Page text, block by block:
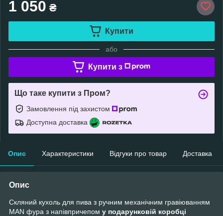
1 050 ₴
Купити
або
Купити з
Що таке купити з Пром?
Замовлення під захистом
Доступна доставка
Опис Характеристики Відгуки про товар Доставка
Опис
Cкляний кухоль для пива з ручним механічним гравіюванням
MAN фура з напівпричепом у подарунковій коробці